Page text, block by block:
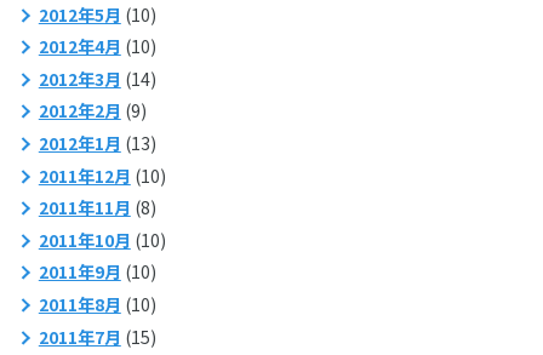
2012年5月 (10)
2012年4月 (10)
2012年3月 (14)
2012年2月 (9)
2012年1月 (13)
2011年12月 (10)
2011年11月 (8)
2011年10月 (10)
2011年9月 (10)
2011年8月 (10)
2011年7月 (15)